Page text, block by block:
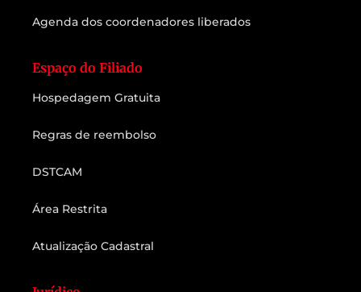
Agenda dos coordenadores liberados
Espaço do Filiado
Hospedagem Gratuita
Regras de reembolso
DSTCAM
Área Restrita
Atualização Cadastral